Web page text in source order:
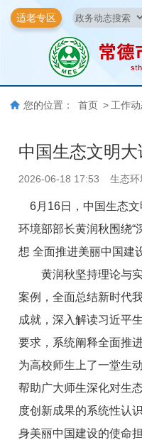
适老专区
您的位置： 首页 > 工作
中国生态文明
2026-06-18 17:53 生态环
6月16日，中国生态文
环境部部长黄润秋围绕“
想 全面推进美丽中国
黄润秋坚持理论与实
案例，全面总结新时代
成就，深入解读习近平
要求，系统阐释全面推
为高校师生上了一堂生
帮助广大师生深化对生
度创新成果的系统性认
身美丽中国建设的使